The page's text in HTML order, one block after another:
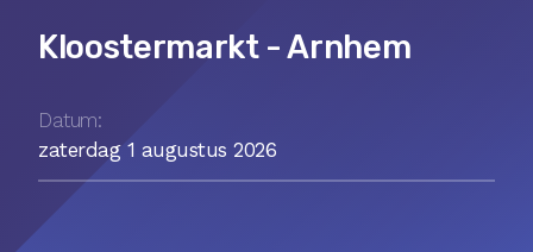
Kloostermarkt - Arnhem
Datum:
zaterdag 1 augustus 2026